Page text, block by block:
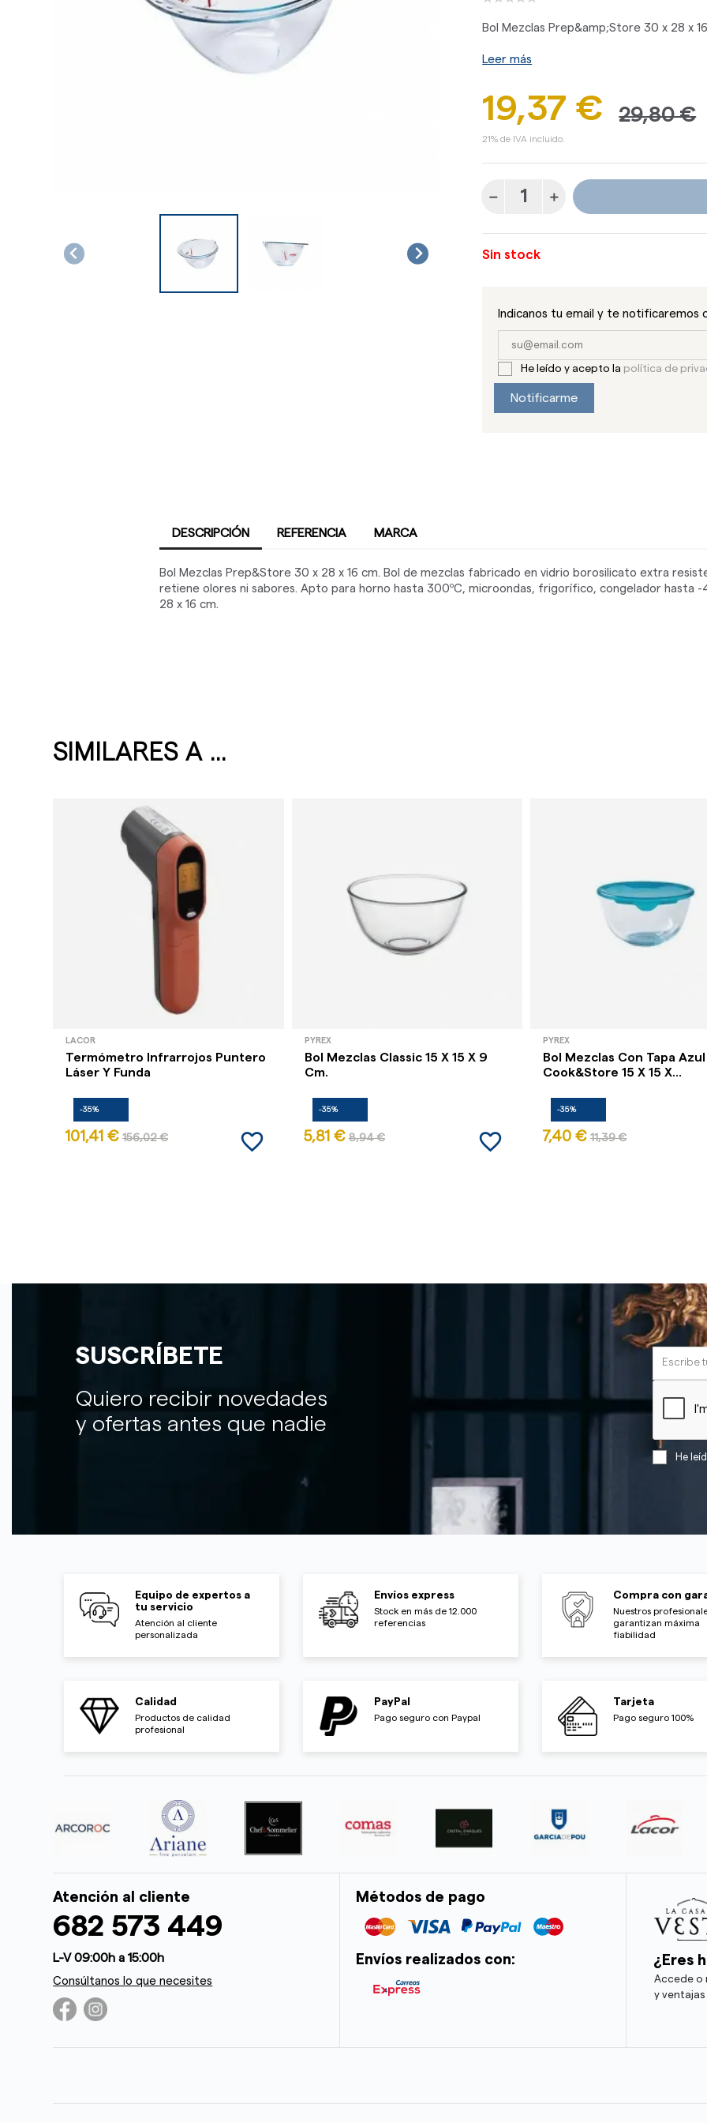
Bol Mezclas Prep&amp;Store 30 x 28 x
Leer más
19,37 € 29,80 €
21% de IVA incluido.
Sin stock
Indicanos tu email y te notificaremos
He leído y acepto la política de
Notificarme
DESCRIPCIÓN REFERENCIA MARCA
Bol Mezclas Prep&Store 30 x 28 x 16 cm. Bol de mezclas fabricado en vidrio borosilicato extra
retiene olores ni sabores. Apto para horno hasta 300ºC, microondas, frigorífico, congelador hasta -
28 x 16 cm.
SIMILARES A ...
LACOR
Termómetro Infrarrojos Puntero
Láser Y Funda
-35%
101,41 € 156,02 € favorite_border
PYREX
Bol Mezclas Classic 15 X 15 X 9
Cm.
-35%
5,81 € 8,94 € favorite_border
PYREX
Bol Mezclas Con Tapa Azul
Cook&Store 15 X 15 X...
-35%
7,40 € 11,39 €
SUSCRÍBETE
Quiero recibir novedades
y ofertas antes que nadie
He
Equipo de expertos a
tu servicio
Atención al cliente
personalizada
Envíos express
Stock en más de 12.000
referencias
Compra con
Nuestros
garantizan máxima
fiabilidad
Calidad
Productos de calidad
profesional
PayPal
Pago seguro con Paypal
Tarjeta
Pago seguro 100%
Atención al cliente
682 573 449
L-V 09:00h a 15:00h
Consúltanos lo que necesites
Métodos de pago
Envíos realizados con: ¿Eres
Accede o
y